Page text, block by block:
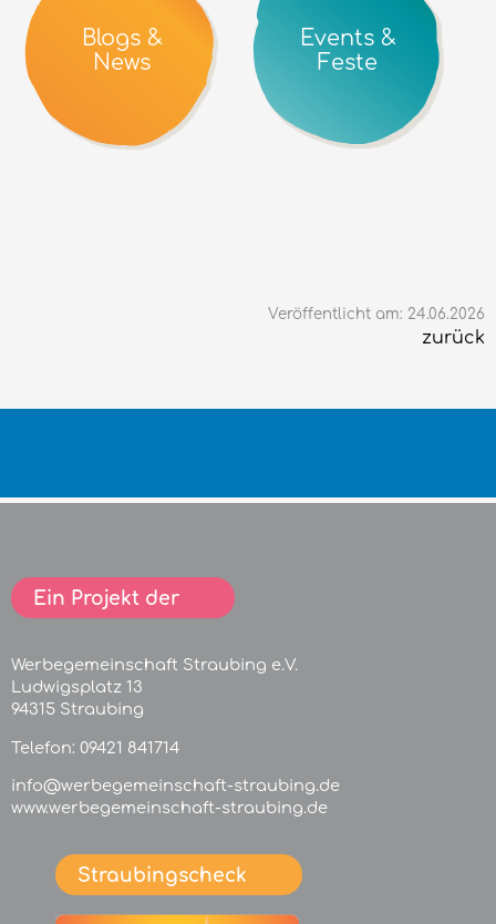
Blogs &
News
Events &
Feste
Veröffentlicht am: 24.06.2026
zurück
Ein Projekt der
Werbegemeinschaft Straubing e.V.
Ludwigsplatz 13
94315 Straubing
Telefon: 09421 841714
info@werbegemeinschaft-straubing.de
www.werbegemeinschaft-straubing.de
Straubingscheck